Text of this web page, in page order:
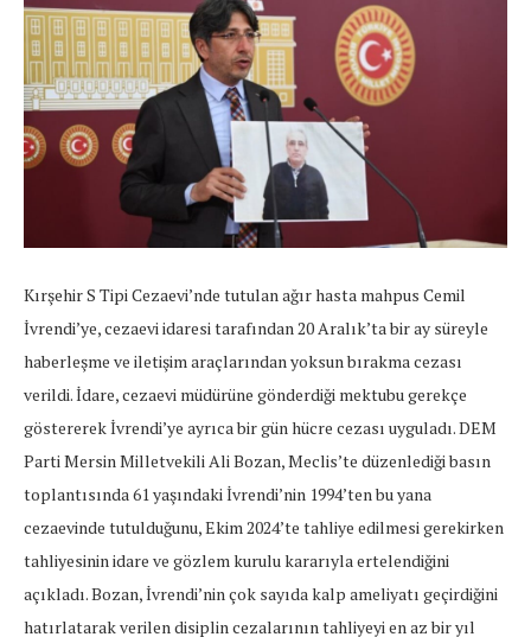
Kırşehir S Tipi Cezaevi’nde tutulan ağır hasta mahpus Cemil
İvrendi’ye, cezaevi idaresi tarafından 20 Aralık’ta bir ay süreyle
haberleşme ve iletişim araçlarından yoksun bırakma cezası
verildi. İdare, cezaevi müdürüne gönderdiği mektubu gerekçe
göstererek İvrendi’ye ayrıca bir gün hücre cezası uyguladı. DEM
Parti Mersin Milletvekili Ali Bozan, Meclis’te düzenlediği basın
toplantısında 61 yaşındaki İvrendi’nin 1994’ten bu yana
cezaevinde tutulduğunu, Ekim 2024’te tahliye edilmesi gerekirken
tahliyesinin idare ve gözlem kurulu kararıyla ertelendiğini
açıkladı. Bozan, İvrendi’nin çok sayıda kalp ameliyatı geçirdiğini
hatırlatarak verilen disiplin cezalarının tahliyeyi en az bir yıl